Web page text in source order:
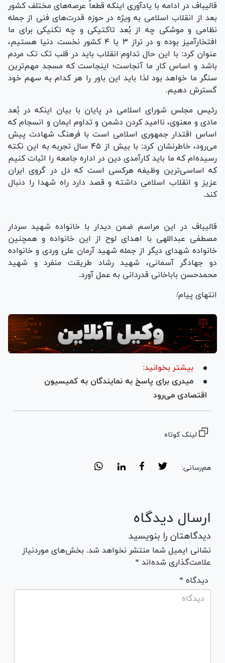
قالیباف در ادامه با یادآوری اینکه قطعاً عرصه‌های مختلف کشور
بعد از انقلاب اسلامی به ویژه در حوزه قدرت‌های فنی از جمله
نظامی و موشکی چه از بُعد تاکتیکی و چه تکنیکی برای ما
افتخارآمیز بوده و در تراز ۳ یا ۴ کشور نخست دنیا هستیم،
عنوان کرد: با این حال تداوم انقلاب باید در قلب تک تک مردم
باشد و اساس کار ما آنجاست؛ اینجاست که مسجد مهم‌ترین
سنگر ما خواهد بود لذا باید این باور را هر کدام به سهم خود
گسترش دهیم.
رئیس مجلس شورای اسلامی در پایان با بیان اینکه در بُعد
مادی و معنوی، ناامید کردن دشمن و تداوم ایمان و انسجام که
اساس اقتدار جمهوری اسلامی است با فرهنگ شهادت پیش
می‌رود، خاطرنشان کرد: با بیش از ۴۵ سال تجربه به این نکته
رسیده‌ام که ما باید کارآمدی دین در اداره جامعه را اثبات کنیم
که اساسی‌ترین وظیفه هرکسی است که دل در گروی ایران
عزیز و انقلاب اسلامی داشته و قصد دارد راه شهدا را دنبال
کند.
قالیباف در این مراسم ضمن دیدار با خانواده شهید سردار
مصطفی عبداللهی با اهدای لوح از این خانواده و همچنین
خانواده شهدای دیگر از جمله شهید آرمان علی وردی و خانواده
دو جهادگر آسمانی، شهید رشاد طریقت منفرد و شهید
محمدحسن باباخانی قدردانی به عمل آورد.
انتهای پیام/
بیشتر بخوانید:
میدری برای پاسخ به نمایندگان به کمیسیون
اقتصادی می‌رود
لینک کوتاه
هم‌رسانی:
ارسال دیدگاه
دیدگاهتان را بنویسید
نشانی ایمیل شما منتشر نخواهد شد. بخش‌های موردنیاز
علامت‌گذاری شده‌اند *
* دیدگاه